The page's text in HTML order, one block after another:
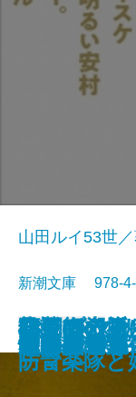
うかれ女島
湖畔の愛
愉楽にて
43回の殺
事件の深
狂気の山
傑作選―
レンブラ
ン警視庁
それでも
額装師の祈
ノート
隣のずこず
一発屋芸人
山田ルイ53世
新潮文庫 978-
文庫電子書籍あり
小説 イタ
ーマ―
クローゼッ
私的読食録
カタスト
むすびつき
放課後の宇
君と奏で
防音楽隊
ヴェネツ
運命の逆
朱く照る